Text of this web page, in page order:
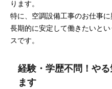
ります。
特に、空調設備工事のお仕事
長期的に安定して働きたいと
スです。
経験・学歴不問！や
ます